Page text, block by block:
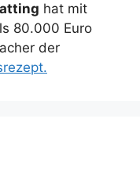
hat mit
80.000 Euro
der